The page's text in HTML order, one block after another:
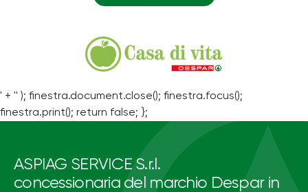
' + '' ); finestra.document.close(); finestra.focus();
finestra.print(); return false; };
ASPIAG SERVICE S.r.l.
concessionaria del marchio Despar in